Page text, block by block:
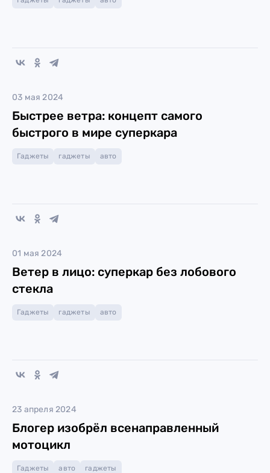
03 мая 2024
Быстрее ветра: концепт самого
быстрого в мире суперкара
Гаджеты гаджеты авто
01 мая 2024
Ветер в лицо: суперкар без лобового
стекла
Гаджеты гаджеты авто
23 апреля 2024
Блогер изобрëл всенаправленный
мотоцикл
Гаджеты авто гаджеты